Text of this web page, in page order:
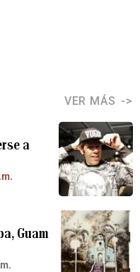
VER MÁS
a
Guam